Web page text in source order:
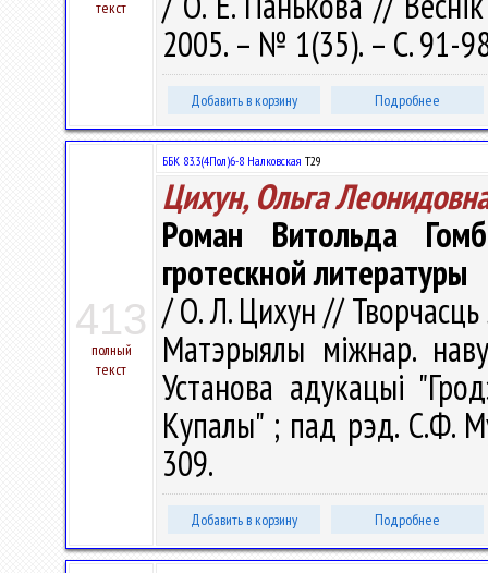
текст
2005. – № 1(35). – С. 91-
Добавить в корзину Подробнее
413
полный
текст
ББК 83.3(4Пол)6-8 Налковская Т29
Цихун, Ольга
Роман Витольда
гротескной литературы
/ О. Л. Цихун // Творчасць
Матэрыялы міжнар.
Установа адукацыі
Купалы" ; пад рэд. С.Ф.
309.
Добавить в корзину Подробнее